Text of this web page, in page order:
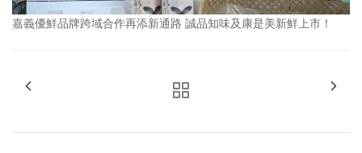
嘉義優鮮品牌跨域合作再添新通路 誠品知味及康是美新鮮上市！